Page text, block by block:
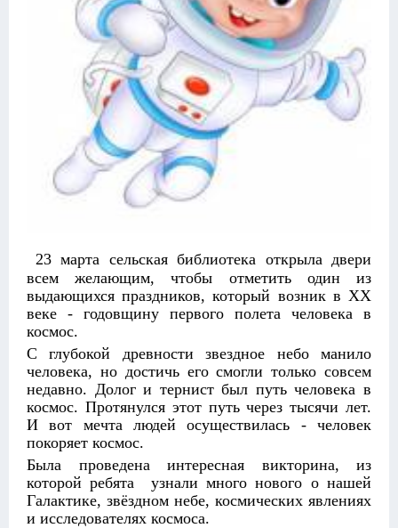
23 марта сельская библиотека открыла двери
всем желающим, чтобы отметить один из
выдающихся праздников, который возник в XX
веке - годовщину первого полета человека в
космос.
С глубокой древности звездное небо манило
человека, но достичь его смогли только совсем
недавно. Долог и тернист был путь человека в
космос. Протянулся этот путь через тысячи лет.
И вот мечта людей осуществилась - человек
покоряет космос.
Была проведена интересная викторина, из
которой ребята узнали много нового о нашей
Галактике, звёздном небе, космических явлениях
и исследователях космоса.